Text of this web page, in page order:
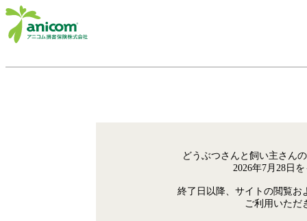
どうぶつさんと飼い主さん
2026年7月28日
終了日以降、サイトの閲覧お
ご利用いただ